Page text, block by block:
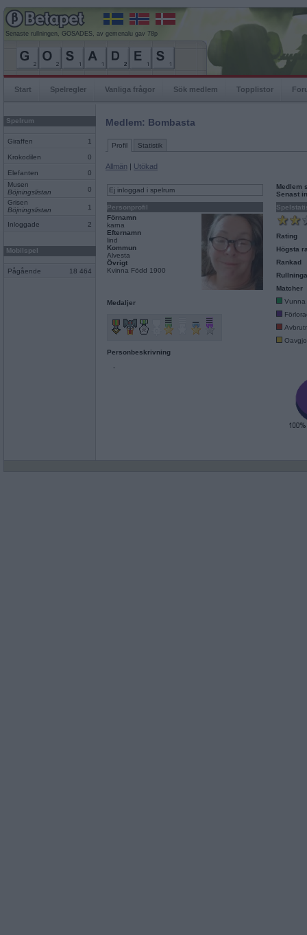
Senaste rullningen, GOSADES, av gemenalu gav 78p
Start Spelregler Vanliga frågor Sök medlem Topplistor
Spelrum
Giraffen 1
Krokodilen 0
Elefanten
0
Musen
Böjningslistan
0
Grisen
Böjningslistan
1
Inloggade 2
Mobilspel
Pågående 18 464
Medlem: Bombasta
Profil Statistik
Allmän | Utökad
Ej inloggad i spelrum
Personprofil
Förnamn
karna
Efternamn
lind
Kommun
Alvesta
Övrigt
Kvinna Född 1900
Medaljer
Personbeskrivning
-
Medlem
Senast
Rating
Högsta
Rankad
Matcher
Vunna